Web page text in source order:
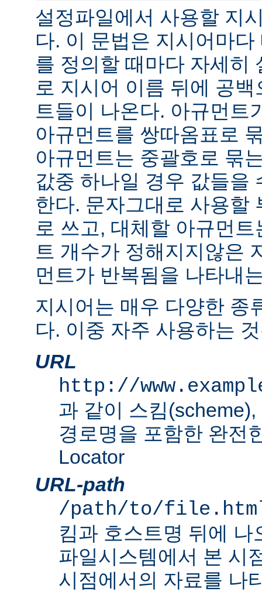
설정파일에서 사용할 지
다. 이 문법은 지시어마
를 정의할 때마다 자세히
로 지시어 이름 뒤에 공
트들이 나온다. 아규먼트
아규먼트를 쌍따옴표로
아규먼트는 중괄호로 묶
값중 하나일 경우 값들을
한다. 문자그대로 사용할
로 쓰고, 대체할 아규먼
트 개수가 정해지지않은
먼트가 반복됨을 나타내
지시어는 매우 다양한 종
다. 이중 자주 사용하는
URL
http://
과 같이 스킴
경로명을 포함한 완전
Locator
URL-path
/path/to/
킴과 호스트명 뒤에
파일시스템에서 본 시
시점에서의 자료를 나